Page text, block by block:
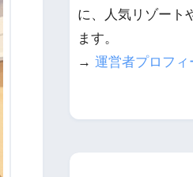
に、人気リゾート
ます。
→ 運営者プロフィ